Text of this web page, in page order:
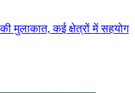
मुलाकात, कई क्षेत्रों में सहयोग